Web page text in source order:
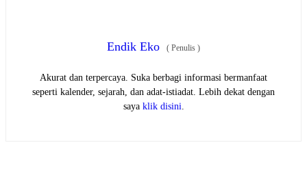
Endik Eko ( Penulis )
Akurat dan terpercaya. Suka berbagi informasi bermanfaat
seperti kalender, sejarah, dan adat-istiadat. Lebih dekat dengan
saya klik disini